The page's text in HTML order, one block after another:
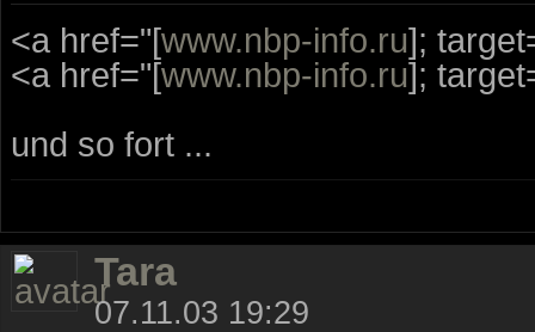
<a href="[www.nbp-info.ru];
<a href="[www.nbp-info.ru];
und so fort ...
Tara
07.11.03 19:29